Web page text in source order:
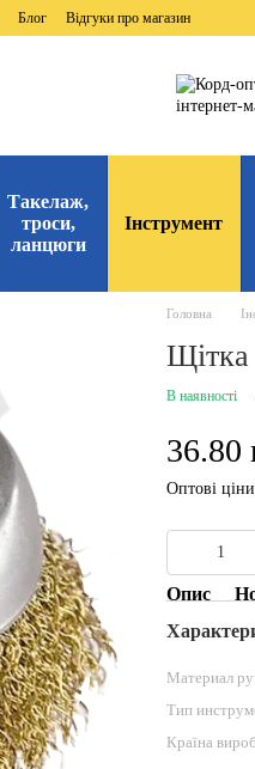
Блог Відгуки про магазин
Такелаж,
троси,
ланцюги
Інструмент
Головна
Щітка
В наявності
36.80
Оптові
Опис
Материал
Тип
Країна